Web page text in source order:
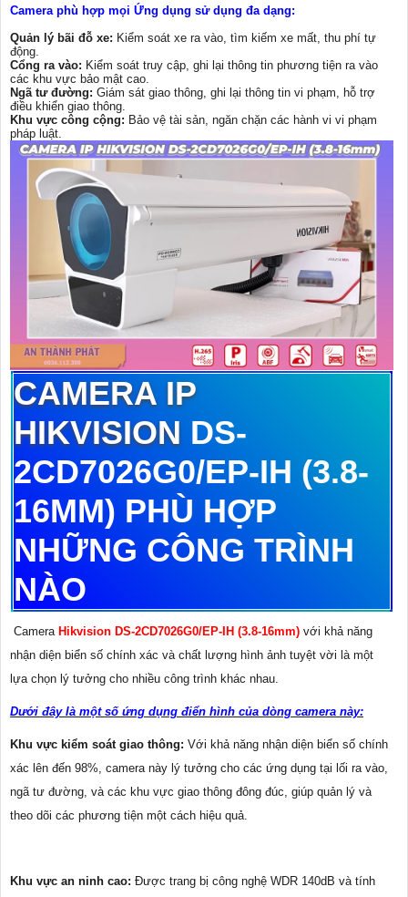
Camera phù hợp mọi Ứng dụng sử dụng đa dạng:
Quản lý bãi đỗ xe: Kiểm soát xe ra vào, tìm kiếm xe mất, thu phí tự
động.
Cổng ra vào: Kiểm soát truy cập, ghi lại thông tin phương tiện ra vào
các khu vực bảo mật cao.
Ngã tư đường: Giám sát giao thông, ghi lại thông tin vi phạm, hỗ trợ
điều khiển giao thông.
Khu vực công cộng: Bảo vệ tài sản, ngăn chặn các hành vi vi phạm
pháp luật.
CAMERA IP
HIKVISION DS-
2CD7026G0/EP-IH (3.8-
16MM) PHÙ HỢP
NHỮNG CÔNG TRÌNH
NÀO
Camera Hikvision DS-2CD7026G0/EP-IH (3.8-16mm) với khả năng
nhận diện biển số chính xác và chất lượng hình ảnh tuyệt vời là một
lựa chọn lý tưởng cho nhiều công trình khác nhau.
Dưới đây là một số ứng dụng điển hình của dòng camera này:
Khu vực kiểm soát giao thông: Với khả năng nhận diện biển số chính
xác lên đến 98%, camera này lý tưởng cho các ứng dụng tại lối ra vào,
ngã tư đường, và các khu vực giao thông đông đúc, giúp quản lý và
theo dõi các phương tiện một cách hiệu quả.
Khu vực an ninh cao: Được trang bị công nghệ WDR 140dB và tính